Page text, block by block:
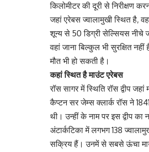
किलोमीटर की दूरी से निरीक्षण
जहां एरेबस ज्वालामुखी स्थित है,
शून्य से 50 डिग्री सेल्सियस नीचे
वहां जाना बिल्कुल भी सुरक्षित
मौत भी हो सकती है।
कहां स्थित है माउंट एरेबस
रॉस सागर में स्थिति रॉस द्वीप
कैप्टन सर जेम्स क्लार्क रॉस ने
थी। उन्हीं के नाम पर इस द्वीप का
अंटार्कटिका में लगभग 138
सक्रिय हैं। उनमें से सबसे ऊंचा